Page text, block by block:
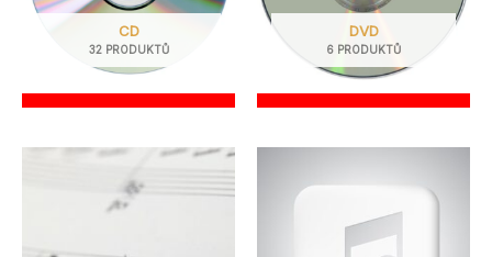
zpívané
H - ručně psané
CD
32 PRODUKTŮ
DVD
6 PRODUKTŮ